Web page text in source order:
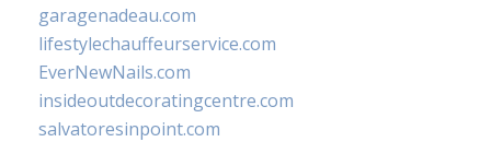
garagenadeau.com
lifestylechauffeurservice.com
EverNewNails.com
insideoutdecoratingcentre.com
salvatoresinpoint.com